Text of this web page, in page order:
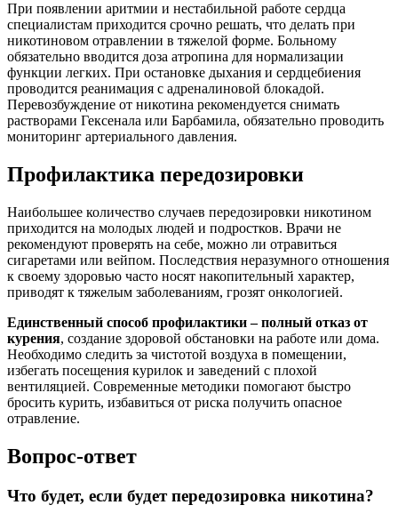
При появлении аритмии и нестабильной работе сердца
специалистам приходится срочно решать, что делать при
никотиновом отравлении в тяжелой форме. Больному
обязательно вводится доза атропина для нормализации
функции легких. При остановке дыхания и сердцебиения
проводится реанимация с адреналиновой блокадой.
Перевозбуждение от никотина рекомендуется снимать
растворами Гексенала или Барбамила, обязательно проводить
мониторинг артериального давления.
Профилактика передозировки
Наибольшее количество случаев передозировки никотином
приходится на молодых людей и подростков. Врачи не
рекомендуют проверять на себе, можно ли отравиться
сигаретами или вейпом. Последствия неразумного отношения
к своему здоровью часто носят накопительный характер,
приводят к тяжелым заболеваниям, грозят онкологией.
Единственный способ профилактики – полный отказ от
курения, создание здоровой обстановки на работе или дома.
Необходимо следить за чистотой воздуха в помещении,
избегать посещения курилок и заведений с плохой
вентиляцией. Современные методики помогают быстро
бросить курить, избавиться от риска получить опасное
отравление.
Вопрос-ответ
Что будет, если будет передозировка никотина?